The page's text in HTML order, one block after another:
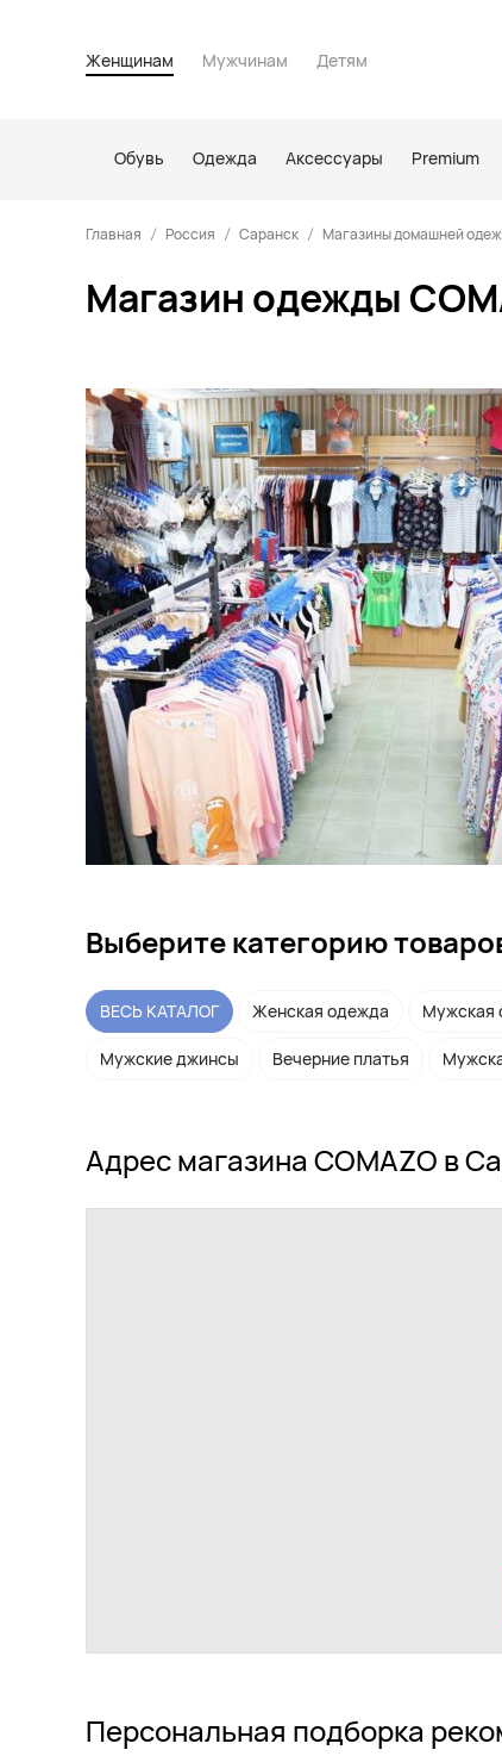
Женщинам Мужчинам Детям
Обувь Одежда Аксессуары Premium
Главная Россия Саранск Магазины домашней
Магазин одежды
Выберите категорию
ВЕСЬ КАТАЛОГ Женская одежда Мужская
Мужские джинсы Вечерние платья
Адрес магазина COMAZO в
Персональная подборка